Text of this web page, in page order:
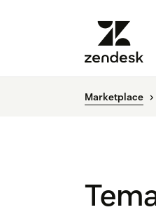
Marketplace